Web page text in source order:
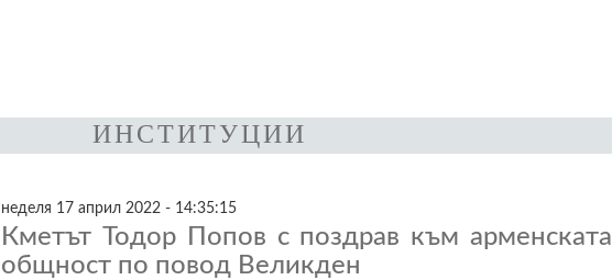
ИНСТИТУЦИИ
неделя 17 април 2022 - 14:35:15
Кметът Тодор Попов с поздрав към арменската
общност по повод Великден